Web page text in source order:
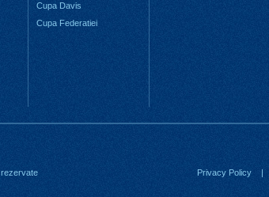
Cupa Davis
Cupa Federatiei
|
Privacy Policy